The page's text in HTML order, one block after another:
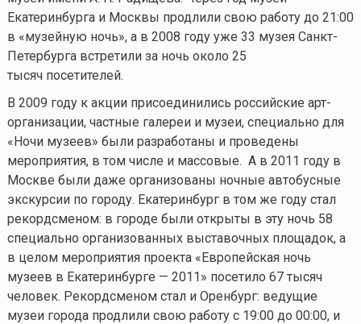
Екатеринбурга и Москвы продлили свою работу до 21:00
в «музейную ночь», а в 2008 году уже 33 музея Санкт-
Петербурга встретили за ночь около 25
тысяч посетителей.
В 2009 году к акции присоединились российские арт-
организации, частные галереи и музеи, специально для
«Ночи музеев» были разработаны и проведены
мероприятия, в том числе и массовые. А в 2011 году в
Москве были даже организованы ночные автобусные
экскурсии по городу. Екатеринбург в том же году стал
рекордсменом: в городе были открыты в эту ночь 58
специально организованных выставочных площадок, а
в целом мероприятия проекта «Европейская ночь
музеев в Екатеринбурге — 2011» посетило 67 тысяч
человек. Рекордсменом стал и Оренбург: ведущие
музеи города продлили свою работу с 19:00 до 00:00, и